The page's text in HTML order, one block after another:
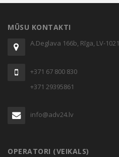
MŪSU KONTAKTI
A.Deglava 166b, Rīga, LV-1021
+371 67 800 830
+371 29395861
info@adv24.lv
OPERATORI (VEIKALS)